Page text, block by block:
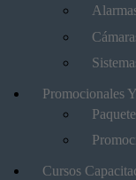
Promocionales
Cursos